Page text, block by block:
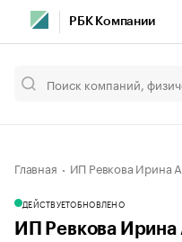
РБК Компании
Главная ИП Ревкова Ирина
ДЕЙСТВУЕТОБНОВЛЕНО
ИП Ревкова